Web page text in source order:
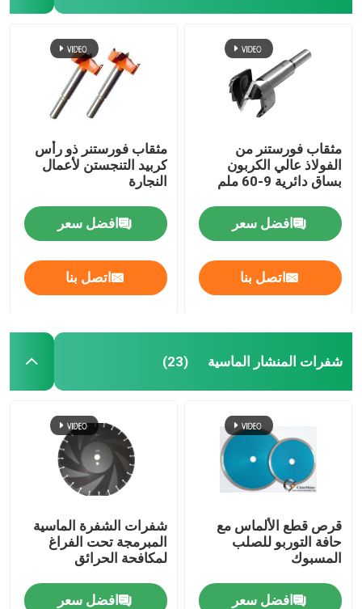
مثقاب فورستنر من
الفولاذ عالي الكربون
بساق دائرية 9-60 ملم
افضل سعر
اتصل بنا
مثقاب فورستنر ذو رأس
كربيد التنجستن لأعمال
النجارة
افضل سعر
اتصل بنا
شفرات المنشار الماسية (23)
قرص قطع الألماس مع
حافة التوربو للصلب
المسبوك
افضل سعر
شفرات الشفرة الماسية
المبرمجة تحت الفراغ
لمكافحة الحرائق
افضل سعر